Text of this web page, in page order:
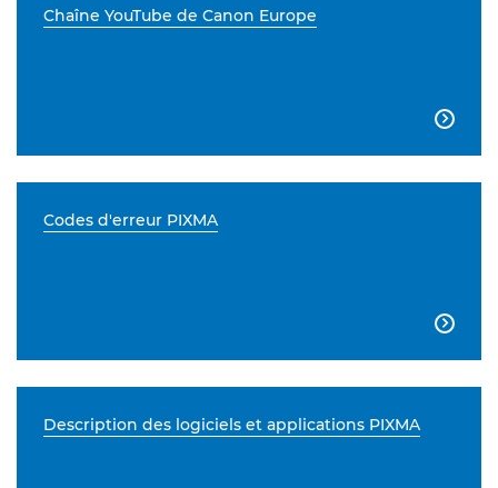
Chaîne YouTube de Canon Europe

Codes d'erreur PIXMA

Description des logiciels et applications PIXMA